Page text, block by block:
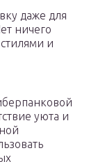
даже для
ничего
и
уюта и